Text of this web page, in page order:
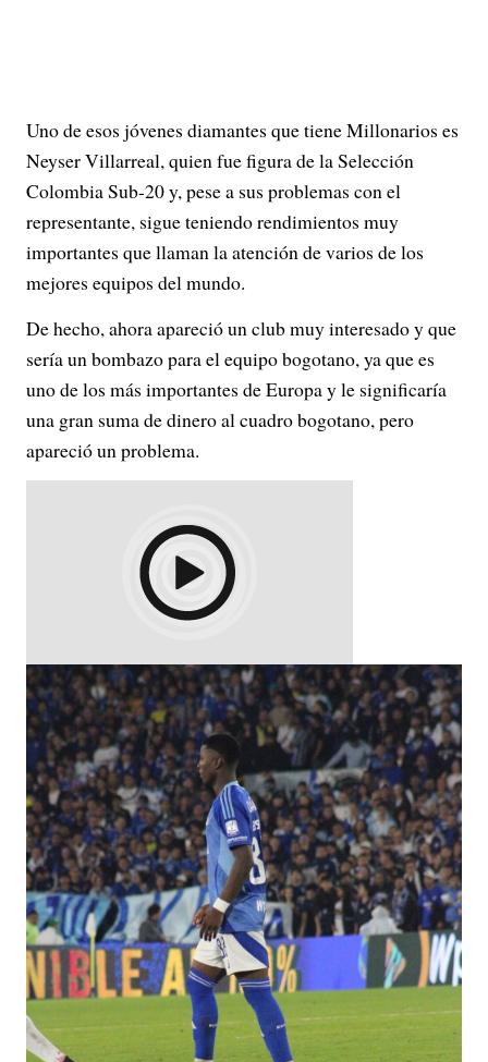
Uno de esos jóvenes diamantes que tiene Millonarios es
Neyser Villarreal, quien fue figura de la Selección
Colombia Sub-20 y, pese a sus problemas con el
representante, sigue teniendo rendimientos muy
importantes que llaman la atención de varios de los
mejores equipos del mundo.
De hecho, ahora apareció un club muy interesado y que
sería un bombazo para el equipo bogotano, ya que es
uno de los más importantes de Europa y le significaría
una gran suma de dinero al cuadro bogotano, pero
apareció un problema.